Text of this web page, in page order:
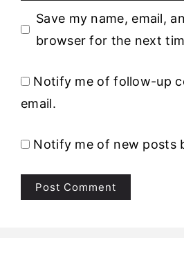
Save my name, email,
browser for the next
Notify me of follow-up
email.
Notify me of new posts